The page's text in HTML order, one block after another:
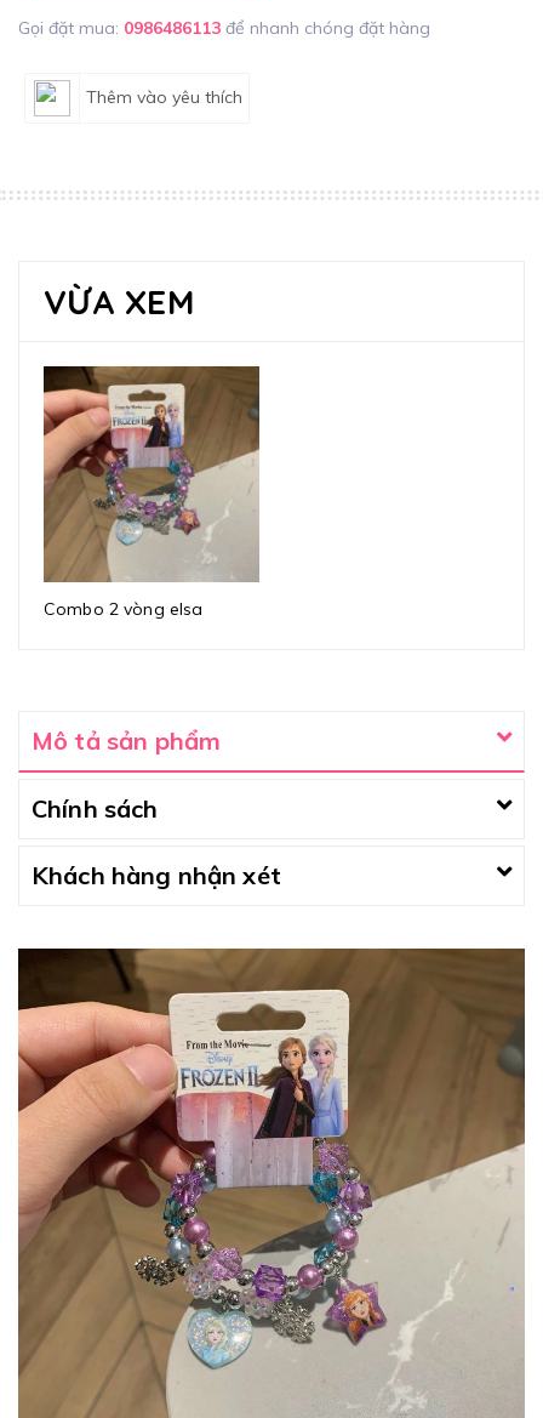
Gọi đặt mua: 0986486113 để nhanh chóng đặt hàng
Thêm vào yêu thích
VỪA XEM
Combo 2 vòng elsa
Mô tả sản phẩm
Chính sách
Khách hàng nhận xét